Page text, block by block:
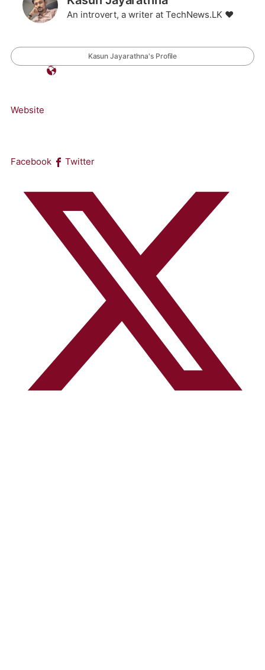
An introvert, a writer at TechNews.LK ❤️
Kasun Jayarathna's Profile
Website
Facebook Twitter